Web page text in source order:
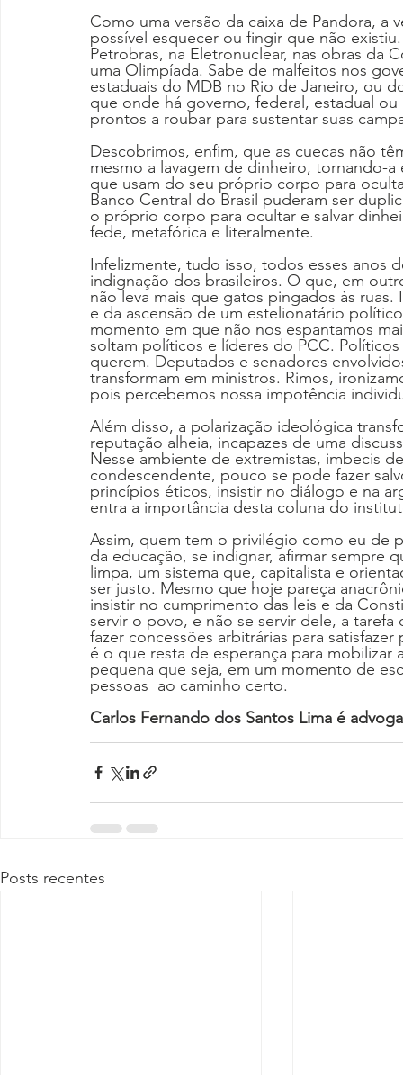
Como uma versão da caixa de Pandora, a
possível esquecer ou fingir que não
Petrobras, na Eletronuclear, nas obras da
uma Olimpíada. Sabe de malfeitos nos
estaduais do MDB no Rio de Janeiro, ou
que onde há governo, federal, estadual
prontos a roubar para sustentar suas
Descobrimos, enfim, que as cuecas não
mesmo a lavagem de dinheiro, tornando-
que usam do seu próprio corpo para
Banco Central do Brasil puderam ser
o próprio corpo para ocultar e salvar
fede, metafórica e literalmente.
Infelizmente, tudo isso, todos esses anos
indignação dos brasileiros. O que, em
não leva mais que gatos pingados às
e da ascensão de um estelionatário
momento em que não nos espantamos
soltam políticos e líderes do PCC.
querem. Deputados e senadores
transformam em ministros. Rimos,
pois percebemos nossa impotência
Além disso, a polarização ideológica
reputação alheia, incapazes de uma
Nesse ambiente de extremistas, imbecis
condescendente, pouco se pode fazer
princípios éticos, insistir no diálogo e na
entra a importância desta coluna do
Assim, quem tem o privilégio como eu de
da educação, se indignar, afirmar sempre
limpa, um sistema que, capitalista e
ser justo. Mesmo que hoje pareça
insistir no cumprimento das leis e da
servir o povo, e não se servir dele, a
fazer concessões arbitrárias para
é o que resta de esperança para
pequena que seja, em um momento de
pessoas  ao caminho certo.
Carlos Fernando dos Santos Lima é
Posts recentes